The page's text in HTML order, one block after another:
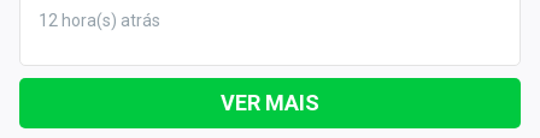
12 hora(s) atrás
VER MAIS